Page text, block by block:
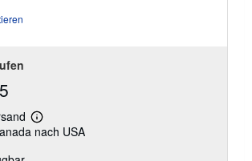
Weitere
Informationen
nach USA